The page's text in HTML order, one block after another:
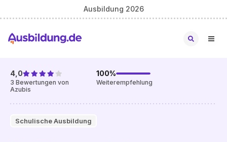
Ausbildung 2026
Schulische Ausbildung
4,0
3 Bewertungen von
Azubis
100%
Weiterempfehlung